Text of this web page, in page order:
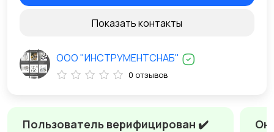
Пользователь верифицирован ✔️
Показать контакты
ООО "ИНСТРУМЕНТСНАБ"
0 отзывов